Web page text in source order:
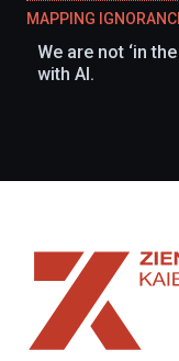
MAPPING
We are not ‘in
with AI.
Zientzia
Kaiera